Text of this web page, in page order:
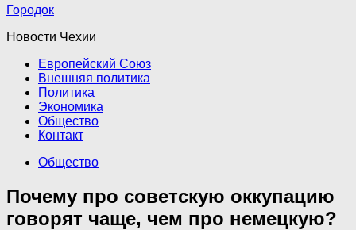
Городок
Новости Чехии
Европейский Союз
Внешняя политика
Политика
Экономика
Общество
Контакт
Общество
Почему про советскую оккупацию
говорят чаще, чем про немецкую?